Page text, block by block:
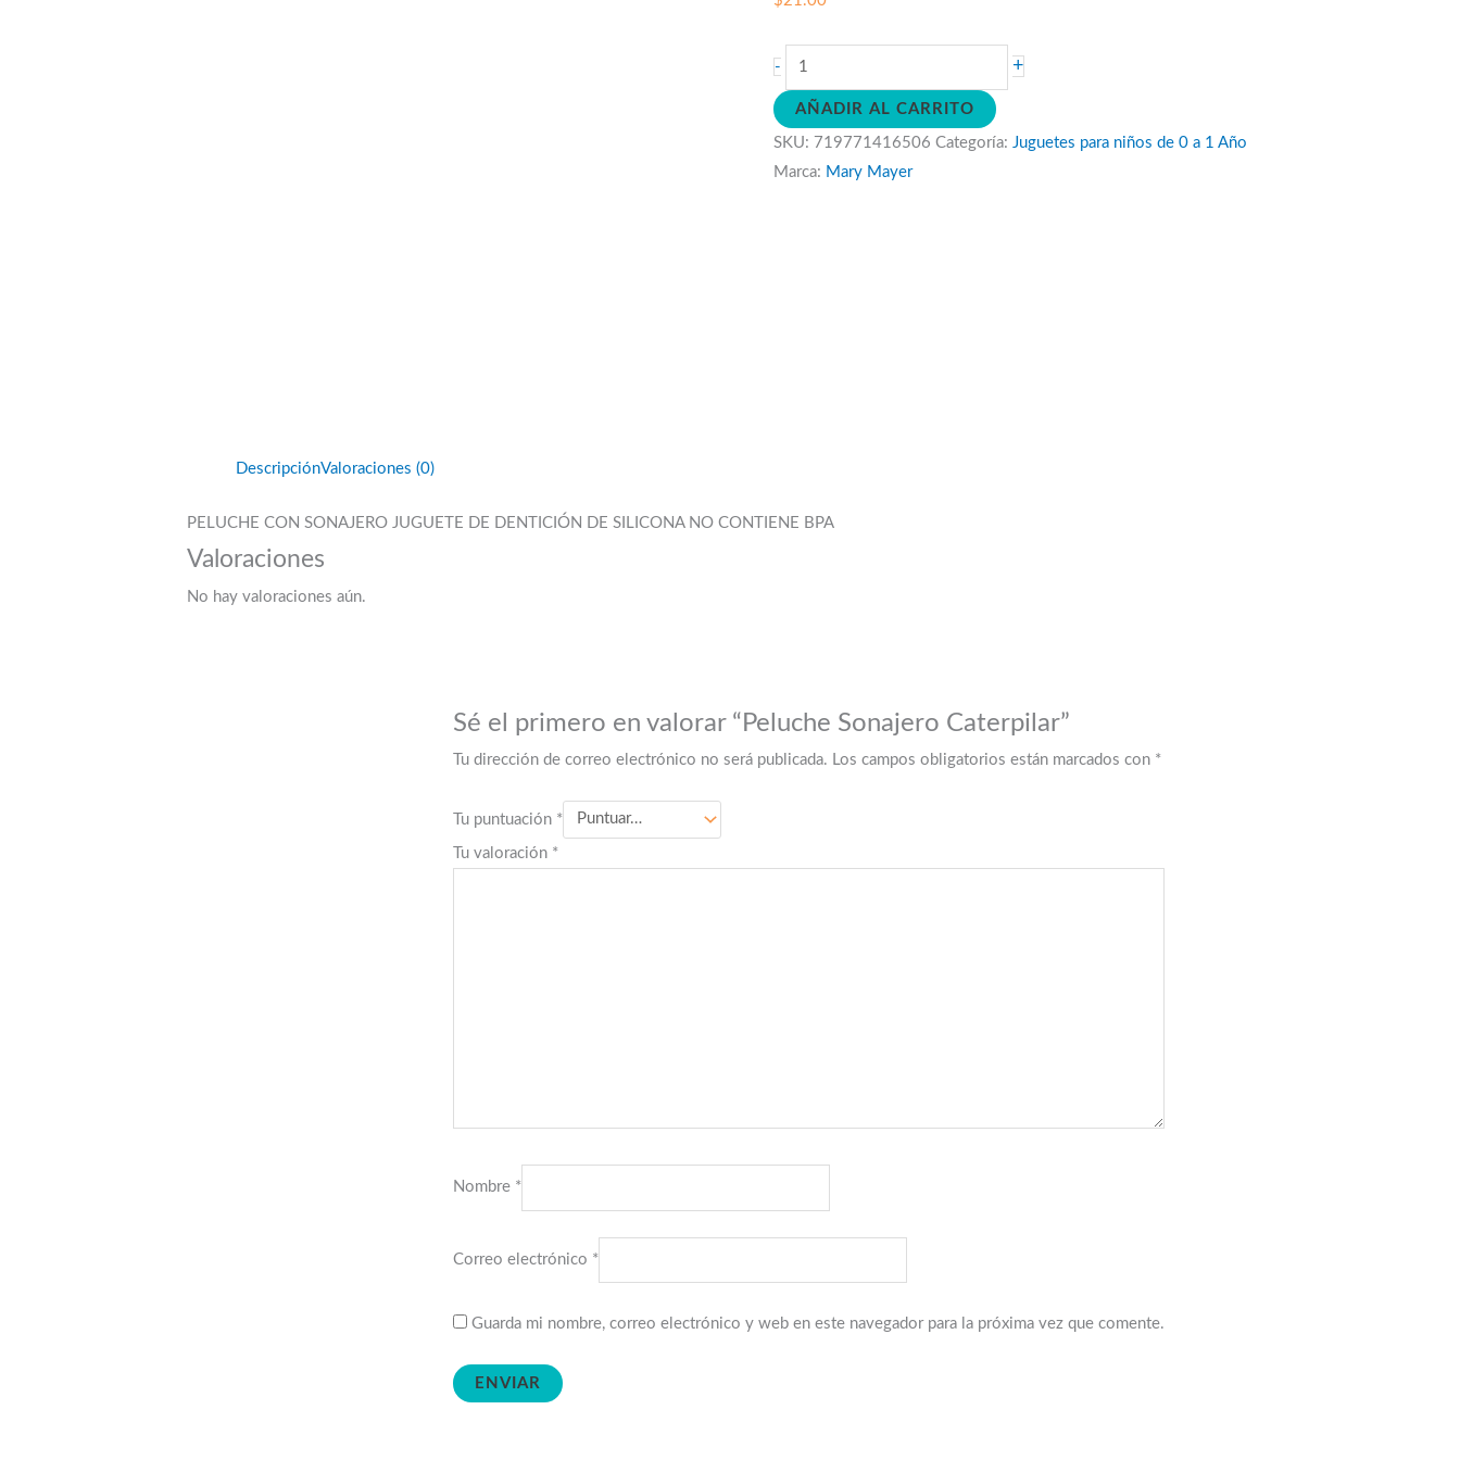
-
Peluche
Sonajero
Caterpilar
cantidad
+
AÑADIR AL CARRITO
SKU: 719771416506 Categoría: Juguetes para niños de 0 a 1 Año
Marca: Mary Mayer
DescripciónValoraciones (0)
PELUCHE CON SONAJERO JUGUETE DE DENTICIÓN DE SILICONA NO CONTIENE BPA
Valoraciones
No hay valoraciones aún.
Sé el primero en valorar “Peluche Sonajero Caterpilar”
Tu dirección de correo electrónico no será publicada. Los campos obligatorios están marcados con *
Tu puntuación *
Tu valoración *
Nombre *
Correo electrónico *
Guarda mi nombre, correo electrónico y web en este navegador para la próxima vez que comente.